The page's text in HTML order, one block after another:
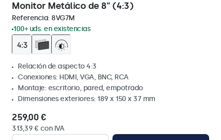
Monitor Metálico de 8" (4:3)
Referencia: 8VG7M
100+ uds. en existencias
Relación de aspecto 4:3
Conexiones: HDMI, VGA, BNC, RCA
Montaje: escritorio, pared, empotrado
Dimensiones exteriores: 189 x 150 x 37 mm
259,00 €
313,39 € con IVA